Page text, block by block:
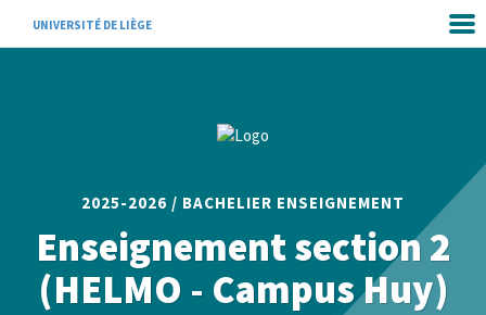
UNIVERSITÉ DE LIÈGE
2025-2026 / BACHELIER ENSEIGNEMENT
Enseignement section 2
(HELMO - Campus Huy)